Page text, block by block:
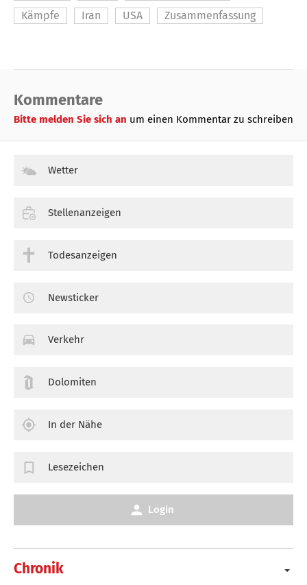
Kämpfe
Iran USA Zusammenfassung
Kommentare
Bitte melden Sie sich an um einen Kommentar zu schreiben
Chronik
Wetter
Stellenanzeigen
Todesanzeigen
Newsticker
Verkehr
Dolomiten
In der Nähe
Lesezeichen
Login